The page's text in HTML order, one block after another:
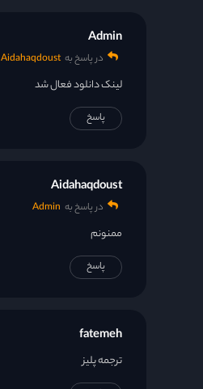
Admin
در پاسخ به Aidahaqdoust
لینک دانلود فعال شد
پاسخ
Aidahaqdoust
در پاسخ به Admin
ممنونم
پاسخ
fatemeh
ترجمه پلیز